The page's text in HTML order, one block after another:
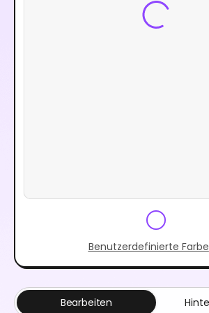
Benutzerdefinierte Farbe
Bearbeiten